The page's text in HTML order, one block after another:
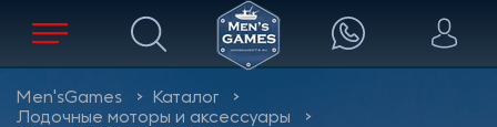
Men'sGames
Каталог
Лодочные моторы и аксессуары